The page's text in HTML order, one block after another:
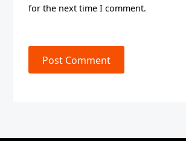
for the next time I comment.
Post Comment